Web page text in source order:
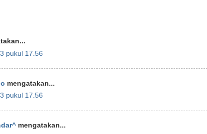
pukul 17.56
mengatakan...
pukul 17.56
mengatakan...